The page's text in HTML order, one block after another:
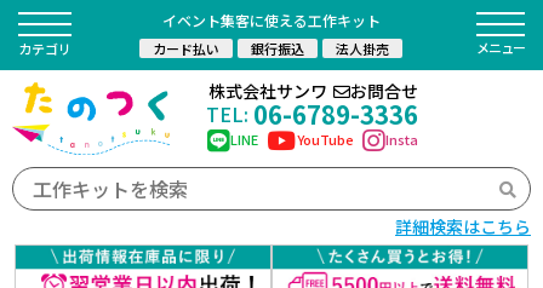
イベント集客に使える工作キット
カード払い 銀行振込 法人掛売
詳細検索はこちら
株式会社サンワ お問合せ
TEL: 06-6789-3336
LINE YouTube Insta
カテゴリ